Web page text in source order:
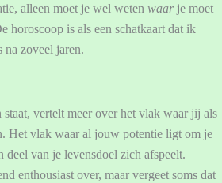
alleen moet je wel weten waar je moet
horoscoop is als een schatkaart dat ik
na zoveel jaren.
vertelt meer over het vlak waar jij als
Het vlak waar al jouw potentie ligt om je
deel van je levensdoel zich afspeelt.
enthousiast over, maar vergeet soms dat